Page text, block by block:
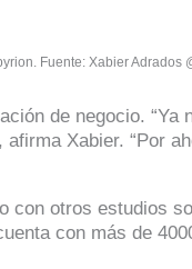
Fuente: Xabier Adrados
de negocio.
Xabier. “Por
otros estudios
con más de